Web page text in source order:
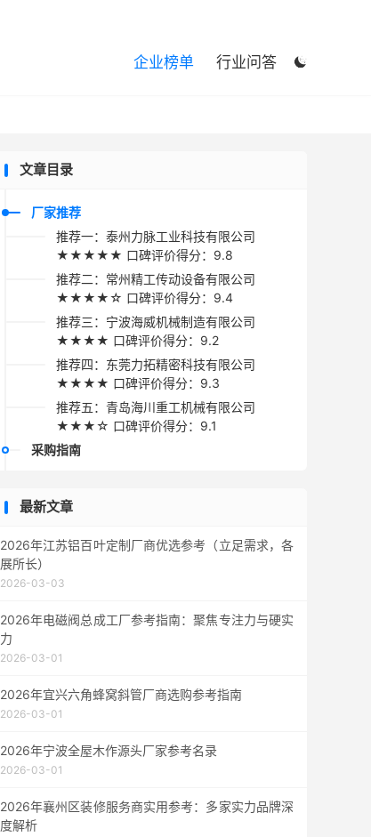

企业榜单 行业问答
文章目录
厂家推荐
推荐一：泰州力脉工业科技有限公司
★★★★★ 口碑评价得分：9.8
推荐二：常州精工传动设备有限公司
★★★★☆ 口碑评价得分：9.4
推荐三：宁波海威机械制造有限公司
★★★★ 口碑评价得分：9.2
推荐四：东莞力拓精密科技有限公司
★★★★ 口碑评价得分：9.3
推荐五：青岛海川重工机械有限公司
★★★☆ 口碑评价得分：9.1
采购指南
最新文章
2026年江苏铝百叶定制厂商优选参考（立足需求，各
展所长）
2026-03-03
2026年电磁阀总成工厂参考指南：聚焦专注力与硬实
力
2026-03-01
2026年宜兴六角蜂窝斜管厂商选购参考指南
2026-03-01
2026年宁波全屋木作源头厂家参考名录
2026-03-01
2026年襄州区装修服务商实用参考：多家实力品牌深
度解析